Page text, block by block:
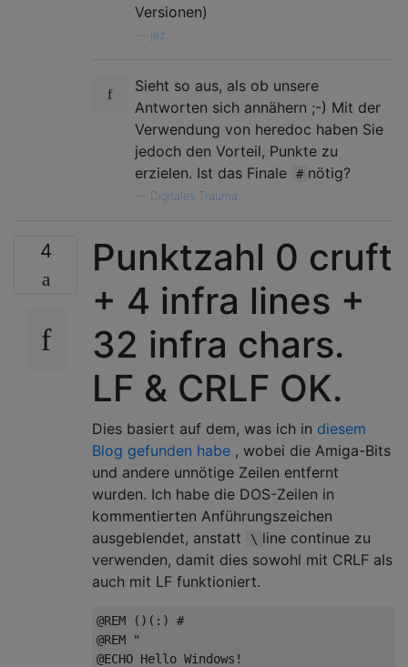
Versionen)
jez
Sieht so aus, als ob unsere
Antworten sich annähern ;-) Mit der
Verwendung von heredoc haben Sie
jedoch den Vorteil, Punkte zu
erzielen. Ist das Finale
# nötig?
Digitales Trauma
4
Punktzahl 0 cruft
+ 4 infra lines +
32 infra chars.
LF & CRLF OK.
Dies basiert auf dem, was ich in diesem
Blog gefunden habe , wobei die Amiga-Bits
und andere unnötige Zeilen entfernt
wurden. Ich habe die DOS-Zeilen in
kommentierten Anführungszeichen
ausgeblendet, anstatt
\ line continue zu
verwenden, damit dies sowohl mit CRLF als
auch mit LF funktioniert.
@REM ()(:) #
@REM "
@ECHO Hello Windows!